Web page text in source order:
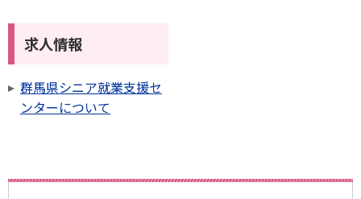
求人情報
群馬県シニア就業支援セ
ンターについて